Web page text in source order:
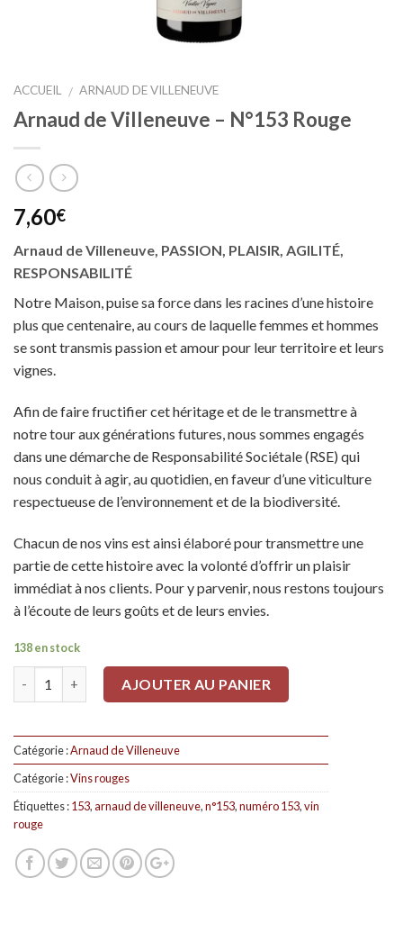
ACCUEIL / ARNAUD DE VILLENEUVE
Arnaud de Villeneuve – N°153 Rouge
7,60€
Arnaud de Villeneuve, PASSION, PLAISIR, AGILITÉ,
RESPONSABILITÉ
Notre Maison, puise sa force dans les racines d’une histoire
plus que centenaire, au cours de laquelle femmes et hommes
se sont transmis passion et amour pour leur territoire et leurs
vignes.
Afin de faire fructifier cet héritage et de le transmettre à
notre tour aux générations futures, nous sommes engagés
dans une démarche de Responsabilité Sociétale (RSE) qui
nous conduit à agir, au quotidien, en faveur d’une viticulture
respectueuse de l’environnement et de la biodiversité.
Chacun de nos vins est ainsi élaboré pour transmettre une
partie de cette histoire avec la volonté d’offrir un plaisir
immédiat à nos clients. Pour y parvenir, nous restons toujours
à l’écoute de leurs goûts et de leurs envies.
138 en stock
AJOUTER AU PANIER
Catégorie :Arnaud de Villeneuve
Catégorie :Vins rouges
Étiquettes :153,arnaud de villeneuve,n°153,numéro 153,vin
rouge